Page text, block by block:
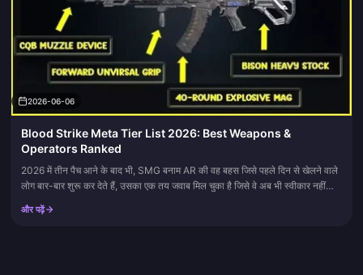
2026-06-06
Blood Strike Meta Tier List 2026: Best Weapons &
Operators Ranked
2026 में तीन पैच आने के बाद भी, SMG बनाम AR की वह बहस जिसे पहले दिन से खेलने वाले
लोग बार-बार शुरू कर देते हैं, उसका एक तय जवाब मिल चुका है जिसे वे अब भी स्वीकार नहीं
और पढ़ें